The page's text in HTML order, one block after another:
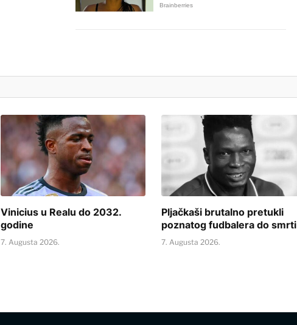
Vinicius u Realu do 2032.
godine
7. Augusta 2026.
Pljačkaši brutalno pretukli
poznatog fudbalera do smrti
7. Augusta 2026.